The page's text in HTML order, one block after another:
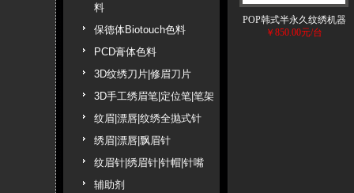
料
保德体Biotouch色料
PCD膏体色料
3D纹绣刀片|修眉刀片
3D手工绣眉笔|定位笔|笔架
纹眉|漂唇|纹绣全抛式针
绣眉|漂唇|飘眉针
纹眉针|绣眉针|针帽|针嘴
辅助剂
POP韩式半永久纹绣机器
￥850.00元/台